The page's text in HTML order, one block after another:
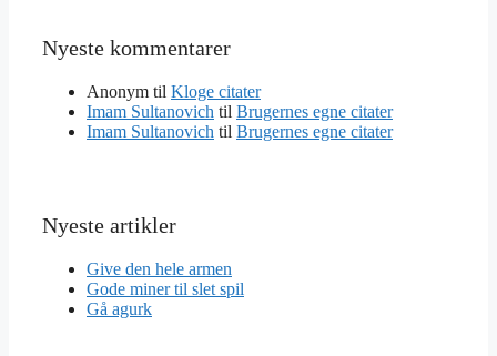
Nyeste kommentarer
Anonym til Kloge citater
Imam Sultanovich til Brugernes egne citater
Imam Sultanovich til Brugernes egne citater
Nyeste artikler
Give den hele armen
Gode miner til slet spil
Gå agurk